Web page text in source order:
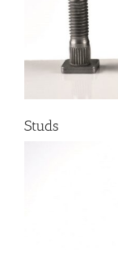
Studs